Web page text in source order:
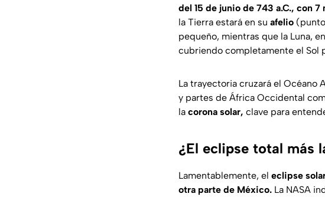
del 15 de junio de 743 a.C., con
la Tierra estará en su afelio
pequeño, mientras que la Luna,
cubriendo completamente el Sol
La trayectoria cruzará el Océano
y partes de África Occidental
la corona solar, clave para
¿El eclipse total más
Lamentablemente, el eclipse
otra parte de México. La NASA